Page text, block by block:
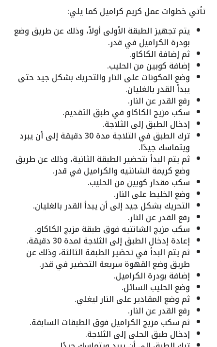
تأتي خطوات عمل كريم كراميل كما يلي:
يتم تجهيز الطبقة الأولى أولاً، وذلك عن طريق وضع
بودرة الكراميل في قدر.
ثم إضافة الكاكاو.
إضافة كوبين من الحليب.
وضع المكونات على النار والتحريك بشكل جيد حتى
يبدأ القدر بالغليان.
رفع القدر عن النار.
سكب مزيج الكاكاو في طبق التقديم.
إدخال الطبق إلى الثلاجة.
ترك الطبق في التلاجة مدة 30 دقيقة إلى أن يبرد
ويتماسك جيدًا.
ثم يتم البدأ بتحضير الطبقة الثانية، وذلك عن طريق
وضع كريمة الشانتيه والكراميل في قدر.
سكب مقدار كوبين من الحليب.
وضع الخليط على النار.
التحريك بشكل جيد إلى أن يبدأ القدر بالغليان.
رفع القدر عن النار.
سكب مزيج الشانتيه فوق طبقة مزيج الكاكاو.
إعادة إدخال الطبق إلى الثلاجة لمدة 30 دقيقة.
ثم يتم البدأ في تحضير الطبقة الثالثة، وذلك عن
طريق وضع القهوة سريعة التحضير في قدر.
إضافة بودرة الكراميل.
وضع الحليب السائل.
ثم وضع المقادير على النار ليغلي.
رفع القدر عن النار.
ثم سكب مزيج الكراميل فوق الطبقات السابقة.
إدخال طبق الحلى إلى الثلاجة.